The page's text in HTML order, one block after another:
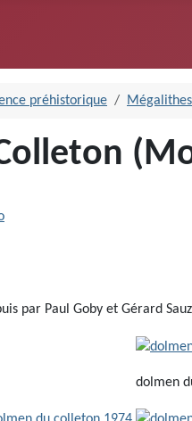
préhistorique
par Paul Goby et Gérard
dolmen